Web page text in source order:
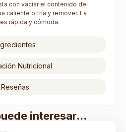
Nutricional
Reseñas
con vaciar el contenido del
caliente o fría y remover. La
rápida y cómoda.
interesar...